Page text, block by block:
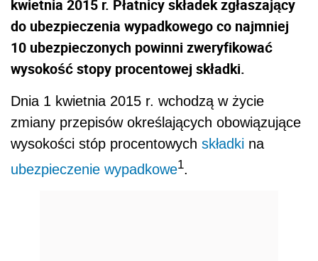
kwietnia 2015 r. Płatnicy składek zgłaszający
do ubezpieczenia wypadkowego co najmniej
10 ubezpieczonych powinni zweryfikować
wysokość stopy procentowej składki.
Dnia 1 kwietnia 2015 r. wchodzą w życie
zmiany przepisów określających obowiązujące
wysokości stóp procentowych składki na
ubezpieczenie wypadkowe1.